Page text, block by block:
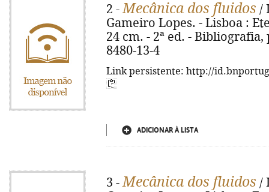
2 -Mecânica dos fluidos /
Gameiro Lopes. - Lisboa :
24 cm. - 2ª ed. - Bibliografia,
8480-13-4
Link persistente: http://
ADICIONAR À LISTA
3 -Mecânica dos fluidos /